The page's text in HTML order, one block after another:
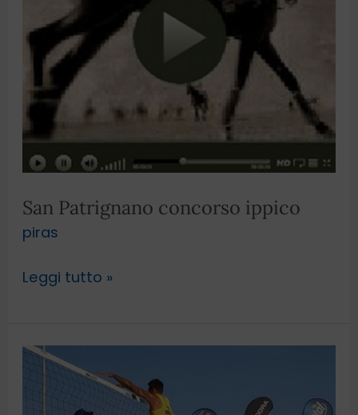
San Patrignano concorso ippico
piras
Leggi tutto »
Beach
Cesenatico